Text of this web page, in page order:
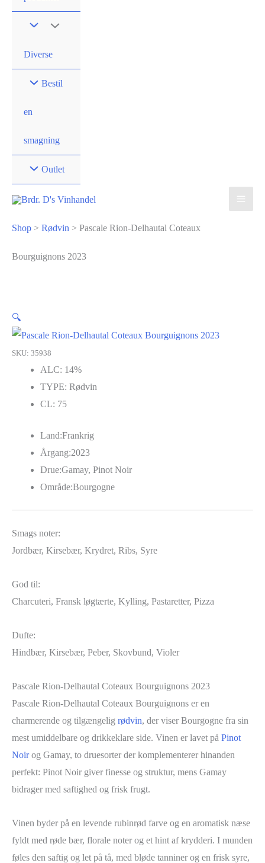
Diverse
Bestil
en
smagning
Outlet
Shop > Rødvin > Pascale Rion-Delhautal Coteaux
Bourguignons 2023
🔍
SKU: 35938
ALC: 14%
TYPE: Rødvin
CL: 75
Land:Frankrig
Årgang:2023
Drue:Gamay, Pinot Noir
Område:Bourgogne
Smags noter:
Jordbær, Kirsebær, Krydret, Ribs, Syre
God til:
Charcuteri, Fransk løgtærte, Kylling, Pastaretter, Pizza
Dufte:
Hindbær, Kirsebær, Peber, Skovbund, Violer
Pascale Rion-Delhautal Coteaux Bourguignons 2023
Pascale Rion-Delhautal Coteaux Bourguignons er en
charmerende og tilgængelig rødvin, der viser Bourgogne fra sin
mest umiddelbare og drikkeklare side. Vinen er lavet på Pinot
Noirog Gamay, to druesorter der komplementerer hinanden
perfekt: Pinot Noir giver finesse og struktur, mens Gamay
bidrager med saftighed og frisk frugt.
Vinen byder på en levende rubinrød farve og en aromatisk næse
fyldt med røde bær, florale noter og et hint af krydderi. I munden
føles den saftig og let på tå, med bløde tanniner og en frisk syre,